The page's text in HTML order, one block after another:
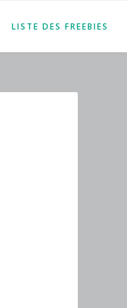
LISTE DES FREEBIES